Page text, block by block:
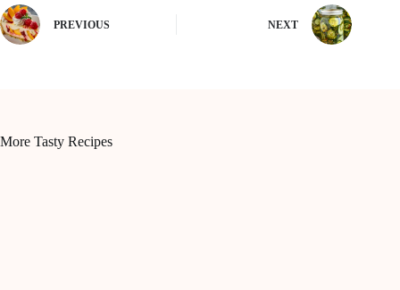
PREVIOUS NEXT
More Tasty Recipes